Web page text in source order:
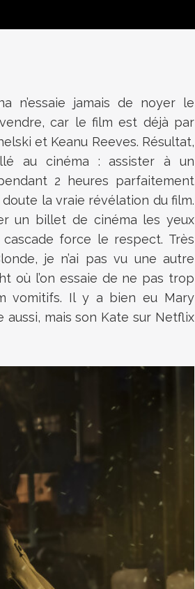
n’essaie jamais de noyer le
car le film est déjà par
et Keanu Reeves. Résultat,
au cinéma : assister à un
2 heures parfaitement
la vraie révélation du film.
un billet de cinéma les yeux
force le respect. Très
je n’ai pas vu une autre
où l’on essaie de ne pas trop
vomitifs. Il y a bien eu Mary
mais son Kate sur Netflix